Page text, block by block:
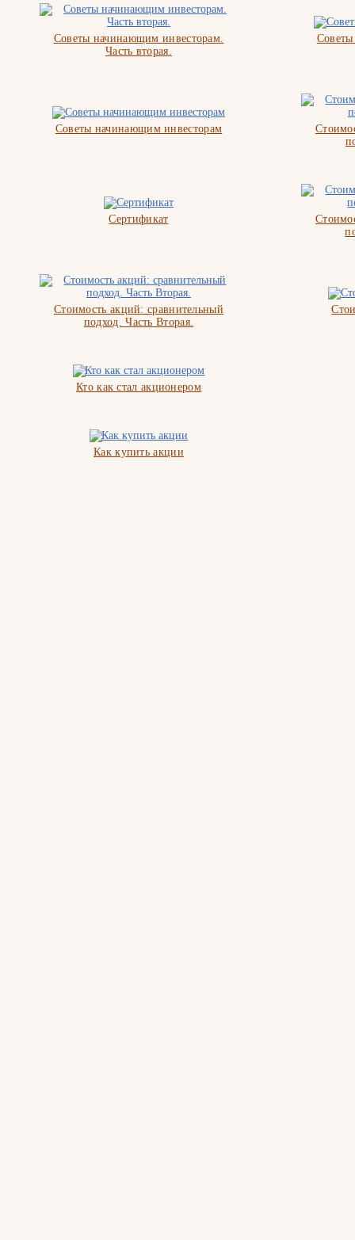
Советы начинающим инвесторам.
Часть вторая.
Советы начинающим инвесторам
Сертификат
Стоимость акций: сравнительный
подход. Часть Вторая.
Кто как стал акционером
Как купить акции